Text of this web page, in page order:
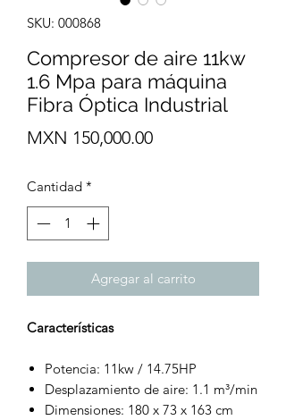
SKU: 000868
Compresor de aire 11kw
1.6 Mpa para máquina
Fibra Óptica Industrial
MXN 150,000.00Precio
Cantidad *
Agregar al carrito
Características
Potencia: 11kw / 14.75HP
Desplazamiento de aire: 1.1 m³/min
Dimensiones: 180 x 73 x 163 cm